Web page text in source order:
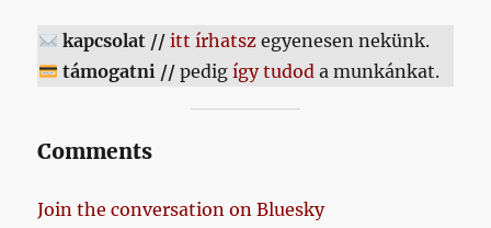
kapcsolat // itt írhatszegyenesen nekünk.
támogatni //pedig így tudoda munkánkat.
Comments
Join the conversation on Bluesky